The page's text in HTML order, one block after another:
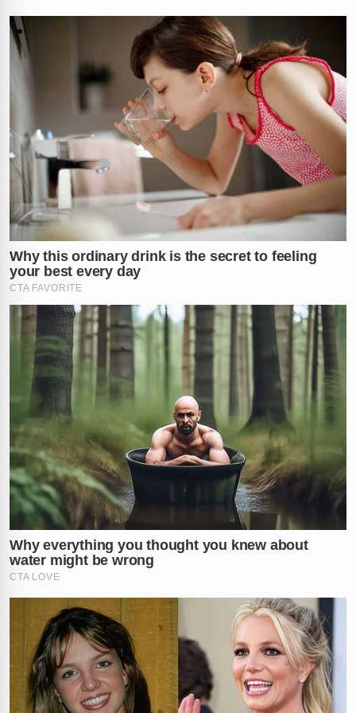
equipe médica realizou uma bateria rigorosa de exames
para identificar a origem exata do problema. Os
resultados apontaram alterações significativas
fígado, o que acendeu um alerta
vermelho na saúde da artista. Julietteexplicou aos
seus seguidores que já possui um histórico de
sensibilidade hepática, o que torna o caso atual ainda
mais preocupante.
Em meio às especulações dos fãs nas redes sociais, a
cantora fez questão de esclarecer um ponto crucial
sobre seu diagnóstico oficial. Ela afirmou
categoricamente que a situação atual não tem ligação
com a
hepatite medicamentosa
que enfrentou no
passado. Segundo a avaliação preliminar, trata-se de
uma
inflamação no fígado , embora a causa exata
ainda permaneça sob mistério e precise de uma
investigação profunda.
Mesmo após receber alta hospitalar ainda no decorrer
destedomingo, a jornada de cuidados médicos de
Julietteestá longe de terminar. A artista confirmou
publicamente que dará continuidade a todos os exames
necessários e ao tratamento rigoroso assim que
retornar aoRio de Janeiro
base de acompanhamento profissional constante para
evitar novas crises.
Em suas redes sociais, a frase final deJulietteresumiu
a incerteza do momento e a gravidade da situação
enfrentada na Bahia: “Não é hepatite medicamentosa,